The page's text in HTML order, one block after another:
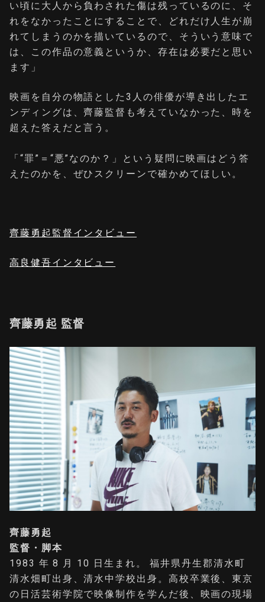
い頃に大人から負わされた傷は残っているのに、そ
れをなかったことにすることで、どれだけ人生が崩
れてしまうのかを描いているので、そういう意味で
は、この作品の意義というか、存在は必要だと思い
ます」
映画を自分の物語とした3人の俳優が導き出したエ
ンディングは、齊藤監督も考えていなかった、時を
超えた答えだと言う。
「“罪”＝“悪”なのか？」という疑問に映画はどう答
えたのかを、ぜひスクリーンで確かめてほしい。
齊藤勇起監督インタビュー
高良健吾インタビュー
齊藤勇起 監督
齊藤勇起
監督・脚本
1983 年 8 月 10 日生まれ。 福井県丹生郡清水町
清水畑町出身、清水中学校出身。高校卒業後、東京
の日活芸術学院で映像制作を学んだ後、映画の現場